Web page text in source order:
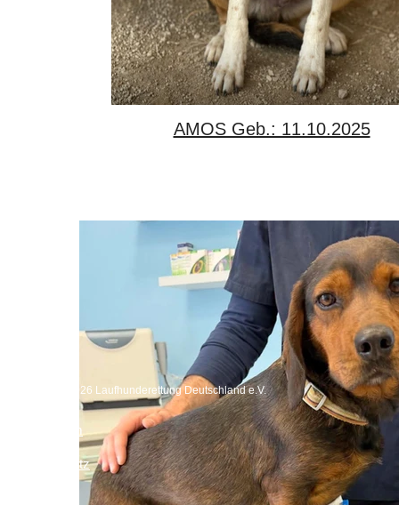
AMOS Geb.: 11.10.2025
Copyright 2026 Laufhunderettung Deutschland e.V.
Impressum
Datenschutz